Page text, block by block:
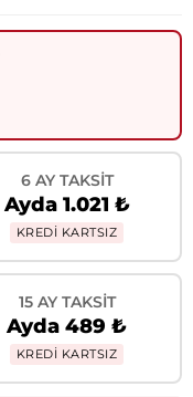
6 AY TAKSIT
Ayda 1.021 ₺
KREDİ KARTSIZ
15 AY TAKSIT
Ayda 489 ₺
KREDİ KARTSIZ